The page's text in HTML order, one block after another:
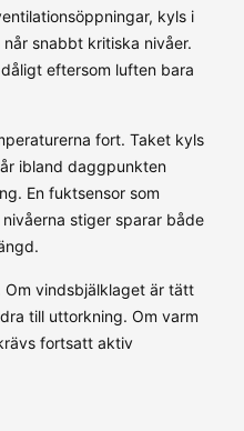
kyls i
snabbt kritiska nivåer.
eftersom luften bara
fort. Taket kyls
ibland daggpunkten
En fuktsensor som
stiger sparar både
vindsbjälklaget är tätt
till uttorkning. Om varm
fortsatt aktiv